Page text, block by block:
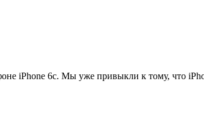
iPhone 6c. Мы уже привыкли к тому, что